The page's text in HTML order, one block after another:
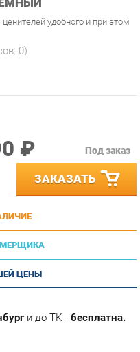
удобного и при этом
₽
ЗАКАЗАТЬ
ЦЕНЫ
и до ТК -бесплатна.